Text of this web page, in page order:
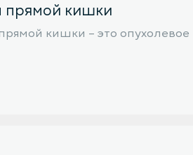
прямой кишки
кишки – это